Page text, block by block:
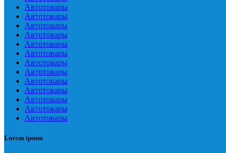
Автотовары
Автотовары
Автотовары
Автотовары
Автотовары
Автотовары
Автотовары
Автотовары
Автотовары
Автотовары
Автотовары
Автотовары
Автотовары
Lorem ipsum